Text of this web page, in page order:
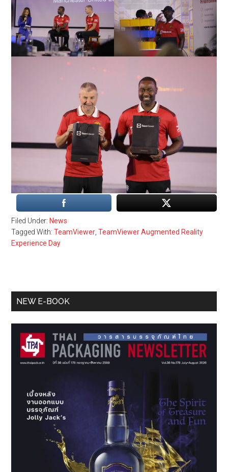
Filed Under: News
Tagged With:TeamViewer,TeamViewer Augmented Reality
Experience Day
Primary
NEW E-BOOK